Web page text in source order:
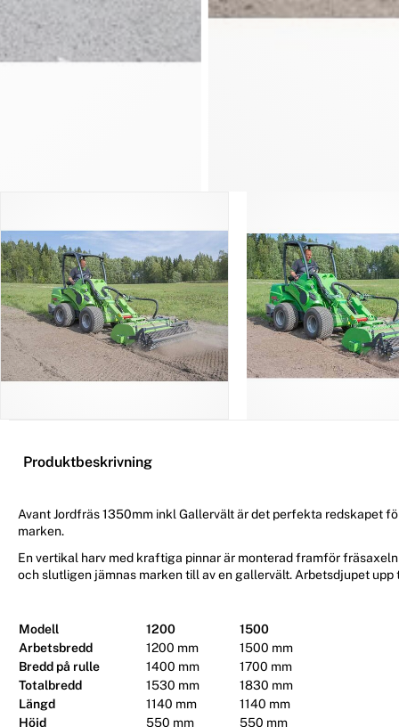
Produktbeskrivning
Avant Jordfräs 1350mm inkl Gallervält är det perfekta redskapet
marken.
En vertikal harv med kraftiga pinnar är monterad framför
och slutligen jämnas marken till av en gallervält. Arbetsdjupet
Modell 1200
1500
Arbetsbredd
1200 mm
1500 mm
Bredd på rulle
1400 mm
1700 mm
Totalbredd
1530 mm
1830 mm
Längd
1140 mm
1140 mm
Höjd
550 mm
550 mm